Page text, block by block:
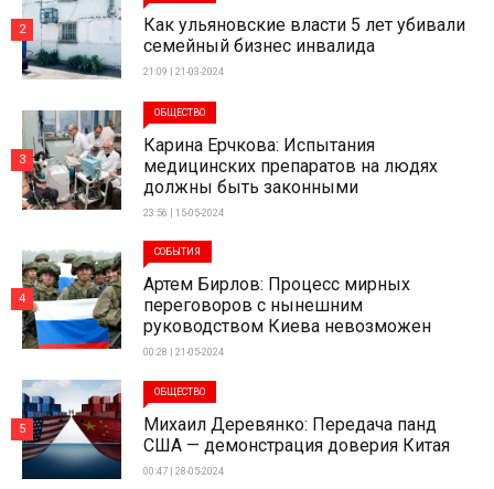
Как ульяновские власти 5 лет убивали
семейный бизнес инвалида
21:09 | 21-03-2024
2
ОБЩЕСТВО
Карина Ерчкова: Испытания
медицинских препаратов на людях
должны быть законными
23:56 | 15-05-2024
3
СОБЫТИЯ
Артем Бирлов: Процесс мирных
переговоров с нынешним
руководством Киева невозможен
00:28 | 21-05-2024
4
ОБЩЕСТВО
Михаил Деревянко: Передача панд
США — демонстрация доверия Китая
00:47 | 28-05-2024
5